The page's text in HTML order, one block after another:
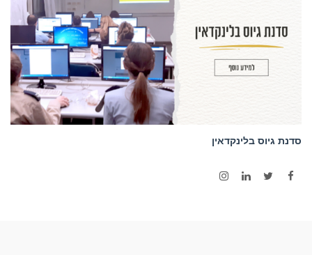
סדנת גיוס בלינקדאין